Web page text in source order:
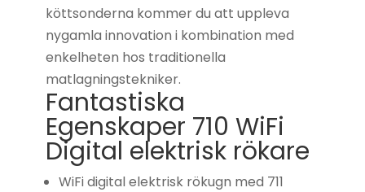
köttsonderna kommer du att uppleva
nygamla innovation i kombination med
enkelheten hos traditionella
matlagningstekniker.
Fantastiska
Egenskaper 710 WiFi
Digital elektrisk rökare
WiFi digital elektrisk rökugn med 711